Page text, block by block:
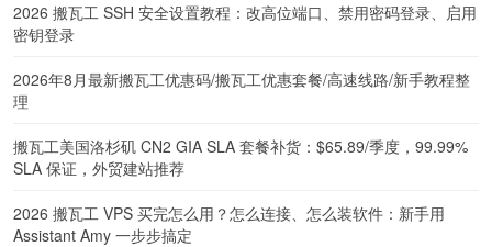
2026 搬瓦工 SSH 安全设置教程：改高位端口、禁用密码登录、启用
密钥登录
2026年8月最新搬瓦工优惠码/搬瓦工优惠套餐/高速线路/新手教程整
理
搬瓦工美国洛杉矶 CN2 GIA SLA 套餐补货：$65.89/季度，99.99%
SLA 保证，外贸建站推荐
2026 搬瓦工 VPS 买完怎么用？怎么连接、怎么装软件：新手用
Assistant Amy 一步步搞定